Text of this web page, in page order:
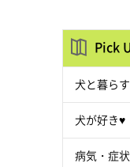
Pick
犬と暮らす
犬が好き♥
病気・症